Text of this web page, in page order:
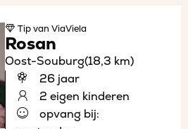
Tipvan ViaViela
Rosan
Oost-Souburg(18,3 km)
26 jaar
2 eigen kinderen
opvang bij: